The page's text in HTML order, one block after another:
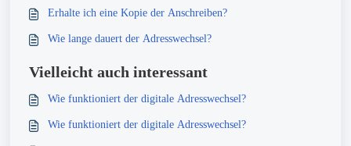
Erhalte ich eine Kopie der Anschreiben?
Wie lange dauert der Adresswechsel?
Vielleicht auch interessant
Wie funktioniert der digitale Adresswechsel?
Wie funktioniert der digitale Adresswechsel?